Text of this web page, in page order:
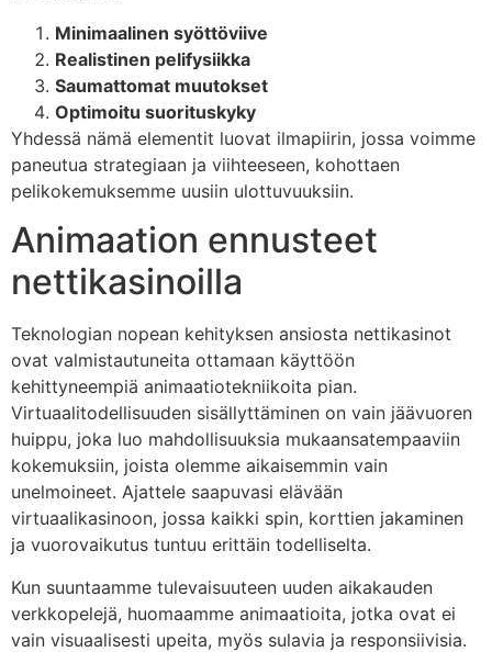
Minimaalinen syöttöviive
Realistinen pelifysiikka
Saumattomat muutokset
Optimoitu suorituskyky
Yhdessä nämä elementit luovat ilmapiirin, jossa voimme
paneutua strategiaan ja viihteeseen, kohottaen
pelikokemuksemme uusiin ulottuvuuksiin.
Animaation ennusteet
nettikasinoilla
Teknologian nopean kehityksen ansiosta nettikasinot
ovat valmistautuneita ottamaan käyttöön
kehittyneempiä animaatiotekniikoita pian.
Virtuaalitodellisuuden sisällyttäminen on vain jäävuoren
huippu, joka luo mahdollisuuksia mukaansatempaaviin
kokemuksiin, joista olemme aikaisemmin vain
unelmoineet. Ajattele saapuvasi elävään
virtuaalikasinoon, jossa kaikki spin, korttien jakaminen
ja vuorovaikutus tuntuu erittäin todelliselta.
Kun suuntaamme tulevaisuuteen uuden aikakauden
verkkopelejä, huomaamme animaatioita, jotka ovat ei
vain visuaalisesti upeita, myös sulavia ja responsiivisia.